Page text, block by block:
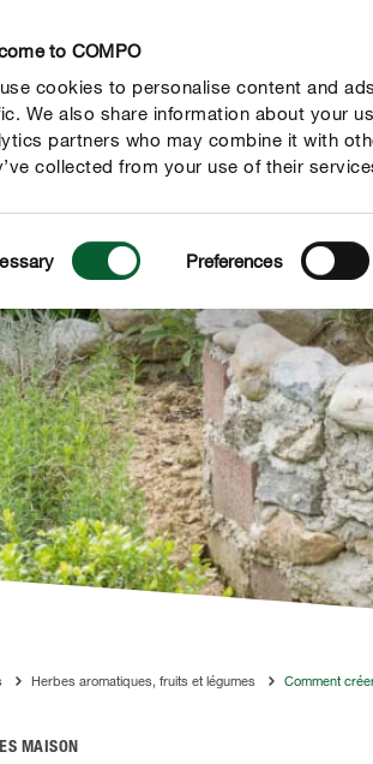
to COMPO
cookies to personalise content and
We also share information about your
partners who may combine it with
collected from your use of their
Preferences
Produits Conseil Thèmes
Herbes aromatiques, fruits et légumes Comment
MAISON